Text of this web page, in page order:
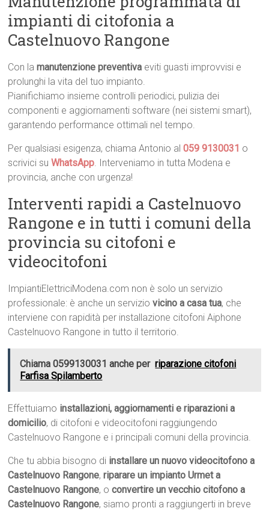
impianti di citofonia a
Castelnuovo Rangone
Con lamanutenzione preventiva eviti guasti improvvisi e
prolunghi la vita del tuo impianto.
Pianifichiamo insieme controlli periodici, pulizia dei
componenti e aggiornamenti software (nei sistemi smart),
garantendo performance ottimali nel tempo.
Per qualsiasi esigenza, chiama Antonio al059 9130031 o
scrivici suWhatsApp. Interveniamo in tutta Modena e
provincia, anche con urgenza!
Interventi rapidi a Castelnuovo
Rangone e in tutti i comuni della
provincia su citofoni e
videocitofoni
ImpiantiElettriciModena.com non è solo un servizio
professionale: è anche un serviziovicino a casa tua, che
interviene con rapidità per installazione citofoni Aiphone
Castelnuovo Rangone in tutto il territorio.
Chiama 0599130031 anche per riparazione citofoni
Farfisa Spilamberto
Effettuiamo installazioni, aggiornamenti e riparazioni a
domicilio, di citofoni e videocitofoni raggiungendo
Castelnuovo Rangone e i principali comuni della provincia.
Che tu abbia bisogno di installare un nuovo videocitofono a
Castelnuovo Rangone,riparare un impianto Urmet a
Castelnuovo Rangone, oconvertire un vecchio citofono a
Castelnuovo Rangone, siamo pronti a raggiungerti in breve